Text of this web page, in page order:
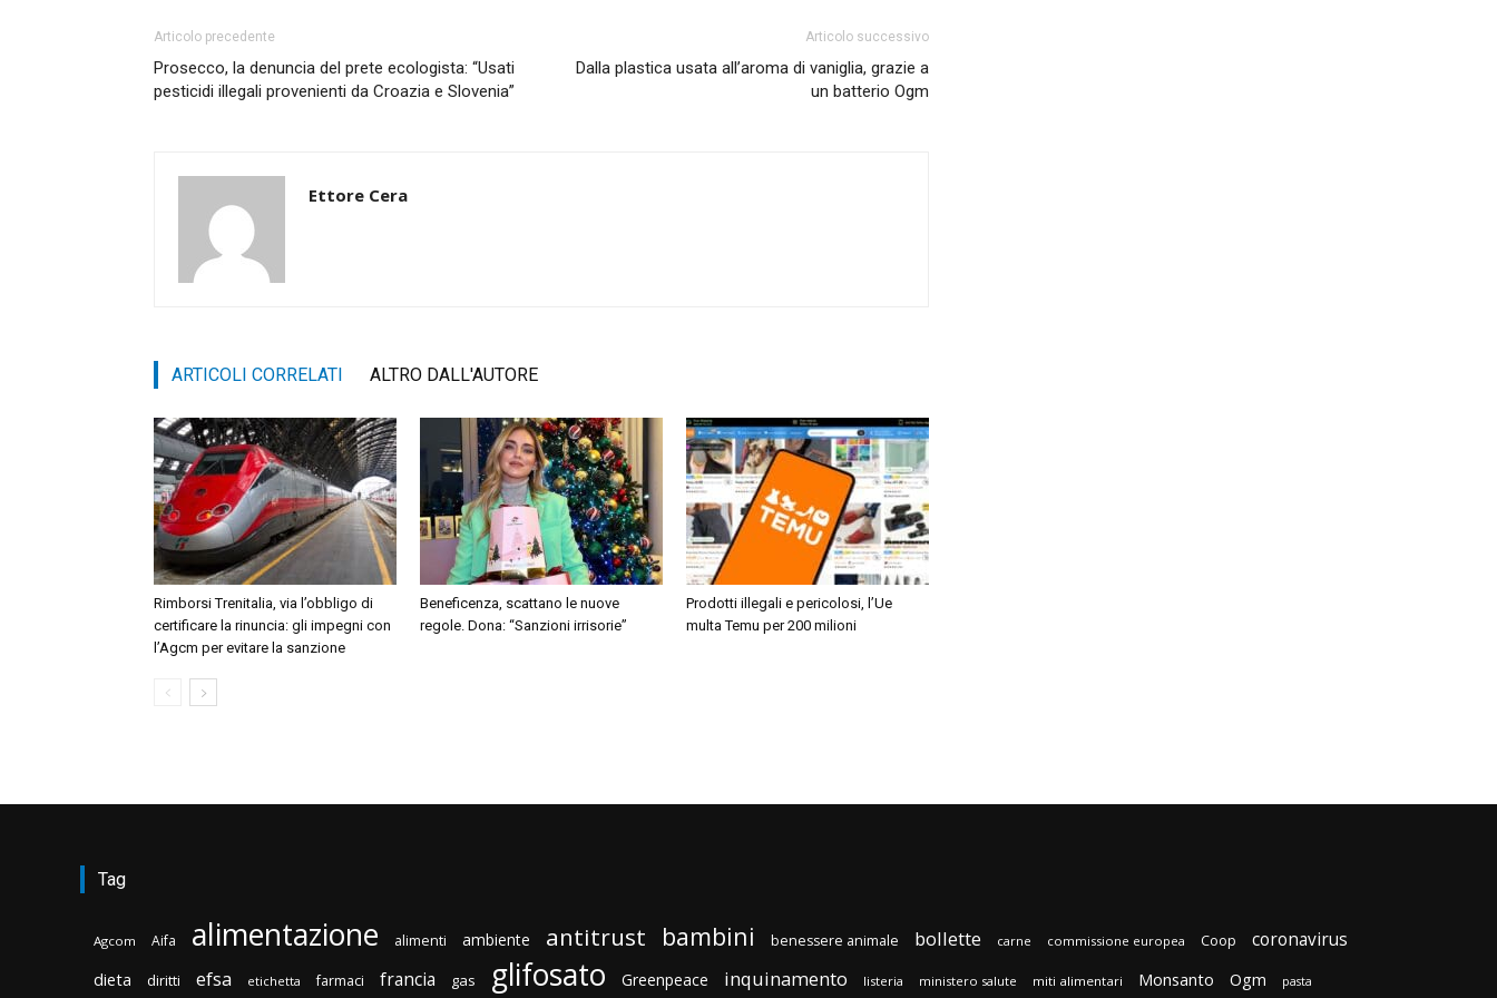
Articolo precedente
Prosecco, la denuncia del prete ecologista: “Usati
pesticidi illegali provenienti da Croazia e Slovenia”
Articolo successivo
Dalla plastica usata all’aroma di vaniglia, grazie a
un batterio Ogm
Ettore Cera
ARTICOLI CORRELATI ALTRO DALL'AUTORE
Rimborsi Trenitalia, via l’obbligo di
certificare la rinuncia: gli impegni con
l’Agcm per evitare la sanzione
Beneficenza, scattano le nuove
regole. Dona: “Sanzioni irrisorie”
Prodotti illegali e pericolosi, l’Ue
multa Temu per 200 milioni
Tag
Agcom Aifa alimentazione alimenti ambiente antitrust bambini benessere animale bollette carne commissione europea Coop coronavirus
dieta diritti efsa etichetta farmaci francia gas glifosato Greenpeace inquinamento listeria ministero salute miti alimentari Monsanto Ogm pasta